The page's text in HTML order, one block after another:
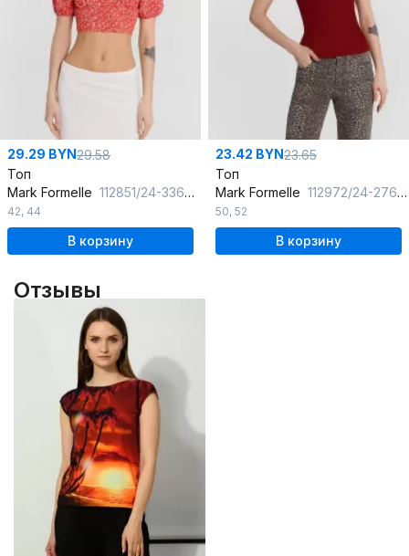
29.29 BYN29.58
Топ
Mark Formelle 112851/24-33660П-9 белые_цветы_на_фиесте
42, 44
В корзину
23.42 BYN23.65
Топ
Mark Formelle 112972/24-27600Ц-1 вино
50, 52
В корзину
Отзывы